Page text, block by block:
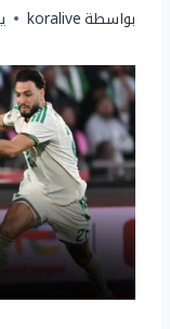
بواسطةkoralive